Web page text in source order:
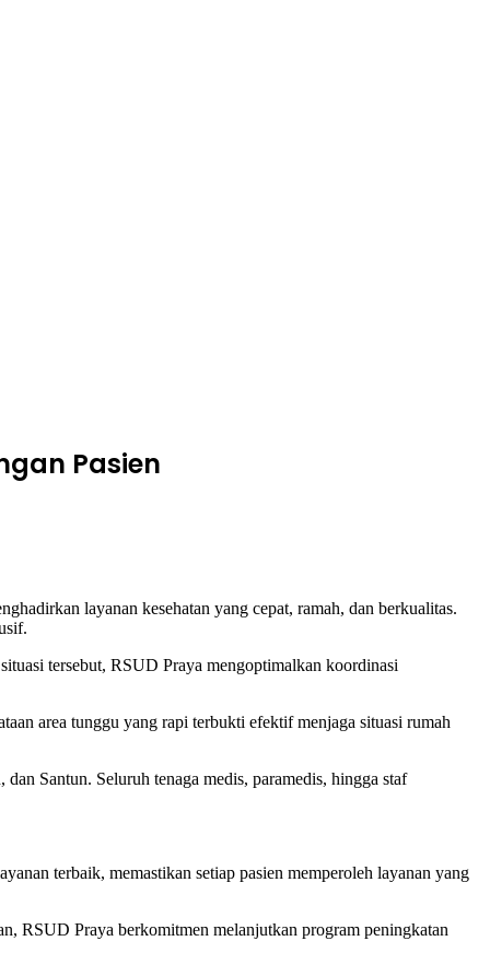
Pasien
layanan kesehatan yang cepat, ramah, dan berkualitas.
tersebut, RSUD Praya mengoptimalkan koordinasi
area tunggu yang rapi terbukti efektif menjaga situasi rumah
Santun. Seluruh tenaga medis, paramedis, hingga staf
terbaik, memastikan setiap pasien memperoleh layanan yang
RSUD Praya berkomitmen melanjutkan program peningkatan